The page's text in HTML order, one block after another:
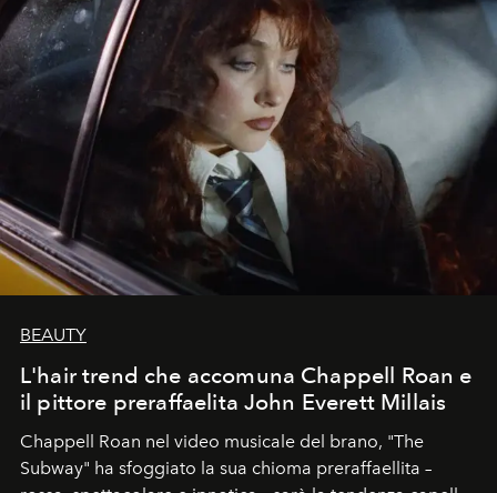
BEAUTY
L'hair trend che accomuna Chappell Roan e
il pittore preraffaelita John Everett Millais
Chappell Roan nel video musicale del brano, "The
Subway" ha sfoggiato la sua chioma preraffaellita –